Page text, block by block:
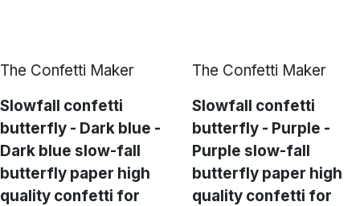
The Confetti Maker
Slowfall confetti
butterfly - Dark blue -
Dark blue slow-fall
butterfly paper high
quality confetti for
The Confetti Maker
Slowfall confetti
butterfly - Purple -
Purple slow-fall
butterfly paper high
quality confetti for